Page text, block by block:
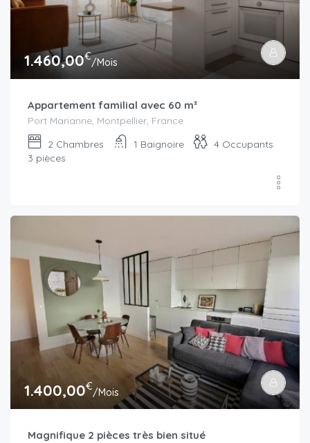
1.460,00€/Mois
Appartement familial avec 60 m²
Port Marianne, Montpellier, France
2 Chambres 1 Baignoire 4 Occupants
3 pièces
1.400,00€/Mois
Magnifique 2 pièces très bien situé